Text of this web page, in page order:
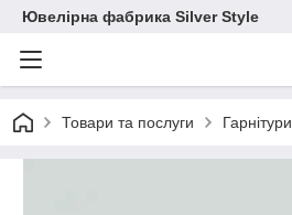
Ювелірна фабрика Silver Style
Товари та послуги Гарнітури